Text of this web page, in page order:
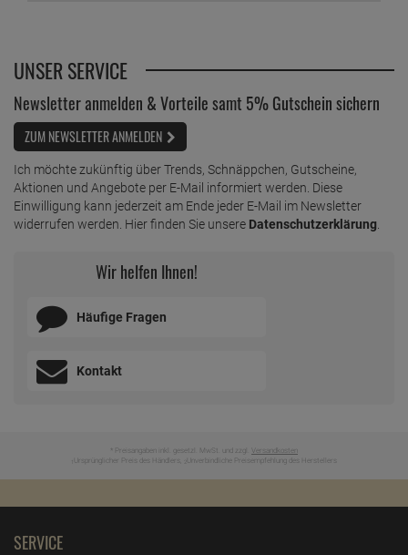
UNSER SERVICE
Newsletter anmelden & Vorteile samt 5% Gutschein sichern
ZUM NEWSLETTER ANMELDEN
Ich möchte zukünftig über Trends, Schnäppchen, Gutscheine,
Aktionen und Angebote per E-Mail informiert werden. Diese
Einwilligung kann jederzeit am Ende jeder E-Mail im Newsletter
widerrufen werden. Hier finden Sie unsere Datenschutzerklärung
Wir helfen Ihnen!
Häufige Fragen
Kontakt
* Preisangaben inkl. gesetzl. MwSt. und zzgl. Versandkosten
Ursprünglicher Preis des Händlers, Unverbindliche Preisempfehlung des Herstellers
SERVICE